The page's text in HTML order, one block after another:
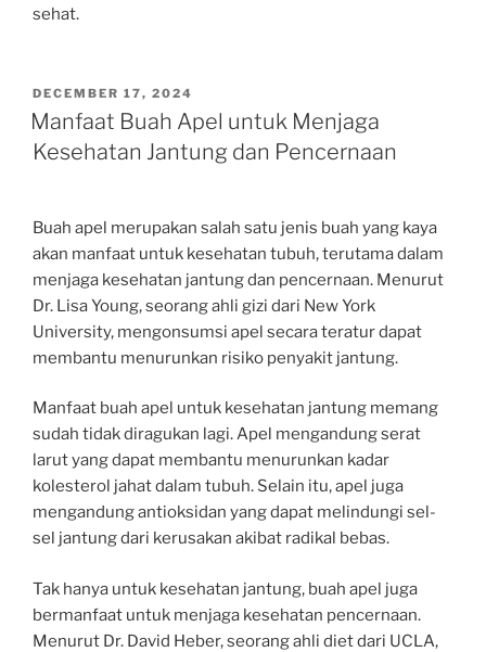
sehat.
POSTED
ON
DECEMBER 17, 2024
Manfaat Buah Apel untuk Menjaga
Kesehatan Jantung dan Pencernaan
Buah apel merupakan salah satu jenis buah yang kaya
akan manfaat untuk kesehatan tubuh, terutama dalam
menjaga kesehatan jantung dan pencernaan. Menurut
Dr. Lisa Young, seorang ahli gizi dari New York
University, mengonsumsi apel secara teratur dapat
membantu menurunkan risiko penyakit jantung.
Manfaat buah apel untuk kesehatan jantung memang
sudah tidak diragukan lagi. Apel mengandung serat
larut yang dapat membantu menurunkan kadar
kolesterol jahat dalam tubuh. Selain itu, apel juga
mengandung antioksidan yang dapat melindungi sel-
sel jantung dari kerusakan akibat radikal bebas.
Tak hanya untuk kesehatan jantung, buah apel juga
bermanfaat untuk menjaga kesehatan pencernaan.
Menurut Dr. David Heber, seorang ahli diet dari UCLA,